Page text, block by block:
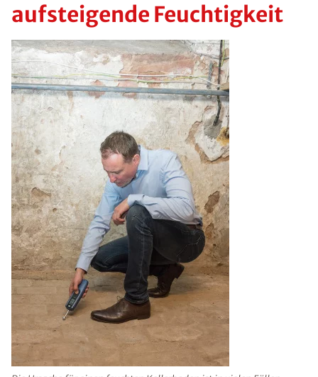
aufsteigende Feuchtigkeit